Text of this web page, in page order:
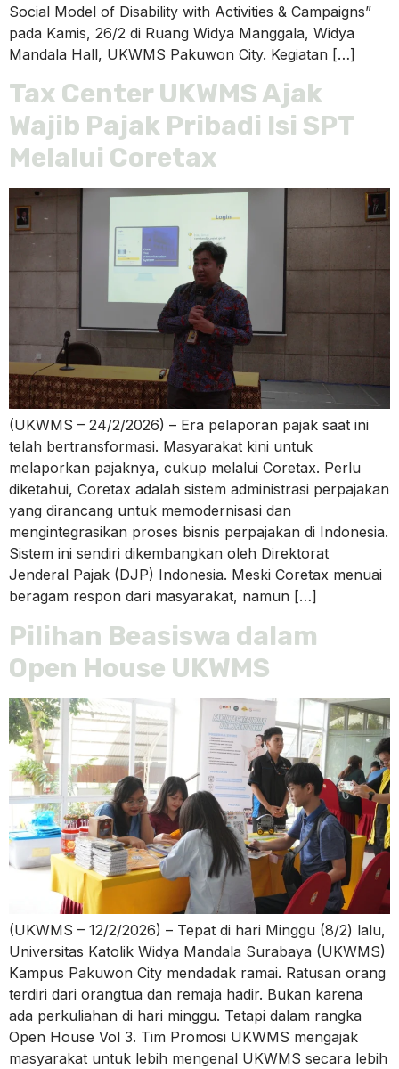
Social Model of Disability with Activities & Campaigns”
pada Kamis, 26/2 di Ruang Widya Manggala, Widya
Mandala Hall, UKWMS Pakuwon City. Kegiatan […]
Tax Center UKWMS Ajak
Wajib Pajak Pribadi Isi SPT
Melalui Coretax
(UKWMS – 24/2/2026) – Era pelaporan pajak saat ini
telah bertransformasi. Masyarakat kini untuk
melaporkan pajaknya, cukup melalui Coretax. Perlu
diketahui, Coretax adalah sistem administrasi perpajakan
yang dirancang untuk memodernisasi dan
mengintegrasikan proses bisnis perpajakan di Indonesia.
Sistem ini sendiri dikembangkan oleh Direktorat
Jenderal Pajak (DJP) Indonesia. Meski Coretax menuai
beragam respon dari masyarakat, namun […]
Pilihan Beasiswa dalam
Open House UKWMS
(UKWMS – 12/2/2026) – Tepat di hari Minggu (8/2) lalu,
Universitas Katolik Widya Mandala Surabaya (UKWMS)
Kampus Pakuwon City mendadak ramai. Ratusan orang
terdiri dari orangtua dan remaja hadir. Bukan karena
ada perkuliahan di hari minggu. Tetapi dalam rangka
Open House Vol 3. Tim Promosi UKWMS mengajak
masyarakat untuk lebih mengenal UKWMS secara lebih